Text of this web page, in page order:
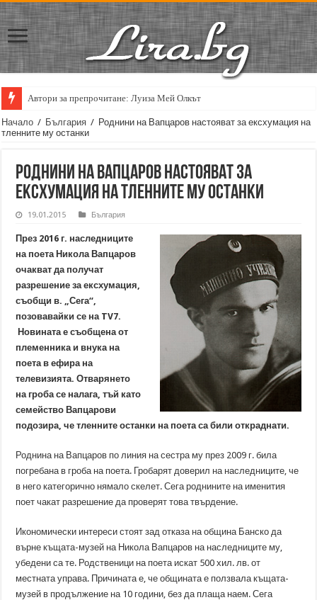
Автори за препрочитане: Луиза Мей Олкът
Начало / България / Роднини на Вапцаров настояват за ексхумация на
тленните му останки
Роднини на Вапцаров настояват за
ексхумация на тленните му останки
19.01.2015 България
През 2016 г. наследниците
на поета Никола Вапцаров
очакват да получат
разрешение за ексхумация,
съобщи в. „Сега“,
позовавайки се на TV7.
Новината е съобщена от
племенника и внука на
поета в ефира на
телевизията. Отварянето
на гроба се налага, тъй като
семейство Вапцарови
подозира, че тленните останки на поета са били откраднати.
Роднина на Вапцаров по линия на сестра му през 2009 г. била
погребана в гроба на поета. Гробарят доверил на наследниците, че
в него категорично нямало скелет. Сега роднините на именития
поет чакат разрешение да проверят това твърдение.
Икономически интереси стоят зад отказа на община Банско да
върне къщата-музей на Никола Вапцаров на наследниците му,
убедени са те. Родственици на поета искат 500 хил. лв. от
местната управа. Причината е, че общината е ползвала къщата-
музей в продължение на 10 години, без да плаща наем. Сега